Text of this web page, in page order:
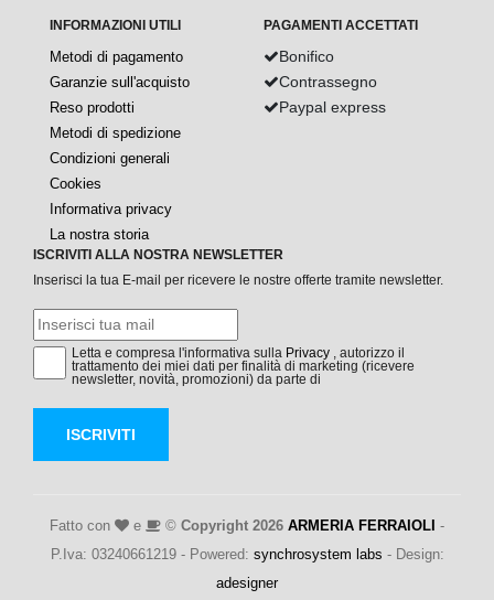
INFORMAZIONI UTILI
Metodi di pagamento
Garanzie sull'acquisto
Reso prodotti
Metodi di spedizione
Condizioni generali
Cookies
Informativa privacy
La nostra storia
PAGAMENTI ACCETTATI
Bonifico
Contrassegno
Paypal express
ISCRIVITI ALLA NOSTRA NEWSLETTER
Inserisci la tua E-mail per ricevere le nostre offerte tramite newsletter.
Letta e compresa l'informativa sulla Privacy , autorizzo il
trattamento dei miei dati per finalità di marketing (ricevere
newsletter, novità, promozioni) da parte di
ISCRIVITI
Fatto con e © Copyright 2026 ARMERIA FERRAIOLI -
P.Iva: 03240661219 - Powered: synchrosystem labs - Design:
adesigner